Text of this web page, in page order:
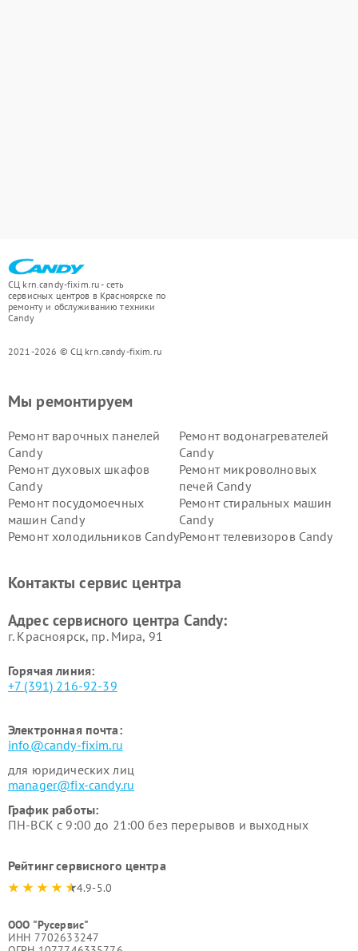
СЦ krn.candy-fixim.ru - сеть
сервисных центров в Красноярске по
ремонту и обслуживанию техники
Candy
2021-2026 © СЦ krn.candy-fixim.ru
Мы ремонтируем
Ремонт варочных панелей
Candy
Ремонт водонагревателей
Candy
Ремонт духовых шкафов
Candy
Ремонт микроволновых
печей Candy
Ремонт посудомоечных
машин Candy
Ремонт стиральных машин
Candy
Ремонт холодильников CandyРемонт телевизоров Candy
Контакты сервис центра
Адрес сервисного центра Candy:
г. Красноярск, ​пр. Мира, 91
Горячая линия:
+7 (391) 216-92-39
Электронная почта:
info@candy-fixim.ru
для юридических лиц
manager@fix-candy.ru
График работы:
ПН-ВСК с 9:00 до 21:00 без перерывов и выходных
Рейтинг сервисного центра
4.9-5.0
ООО "Русервис"
ИНН 7702633247